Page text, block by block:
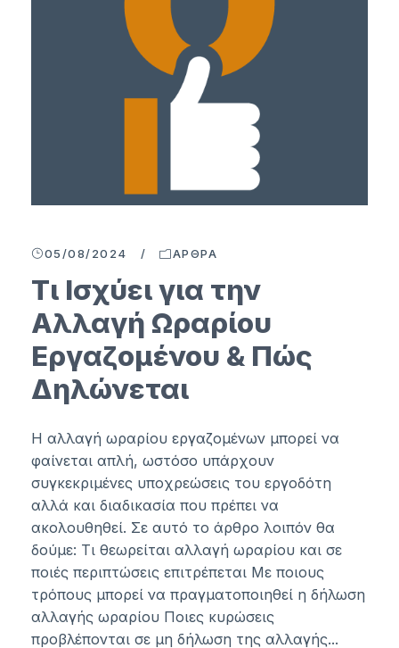
05/08/2024 / ΆΡΘΡΑ
Τι Ισχύει για την
Αλλαγή Ωραρίου
Εργαζομένου & Πώς
Δηλώνεται
Η αλλαγή ωραρίου εργαζομένων μπορεί να
φαίνεται απλή, ωστόσο υπάρχουν
συγκεκριμένες υποχρεώσεις του εργοδότη
αλλά και διαδικασία που πρέπει να
ακολουθηθεί. Σε αυτό το άρθρο λοιπόν θα
δούμε: Τι θεωρείται αλλαγή ωραρίου και σε
ποιές περιπτώσεις επιτρέπεται Με ποιους
τρόπους μπορεί να πραγματοποιηθεί η δήλωση
αλλαγής ωραρίου Ποιες κυρώσεις
προβλέπονται σε μη δήλωση της αλλαγής...